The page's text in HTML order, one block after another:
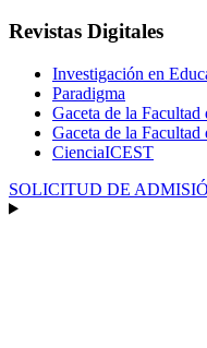
Revistas Digitales
Investigación en
Paradigma
Gaceta de la
Gaceta de la
CienciaICEST
SOLICITUD DE